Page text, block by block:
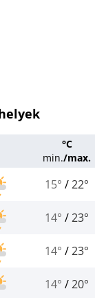
°C
min./max.
15° /22°
14° /23°
14° /23°
14° /20°